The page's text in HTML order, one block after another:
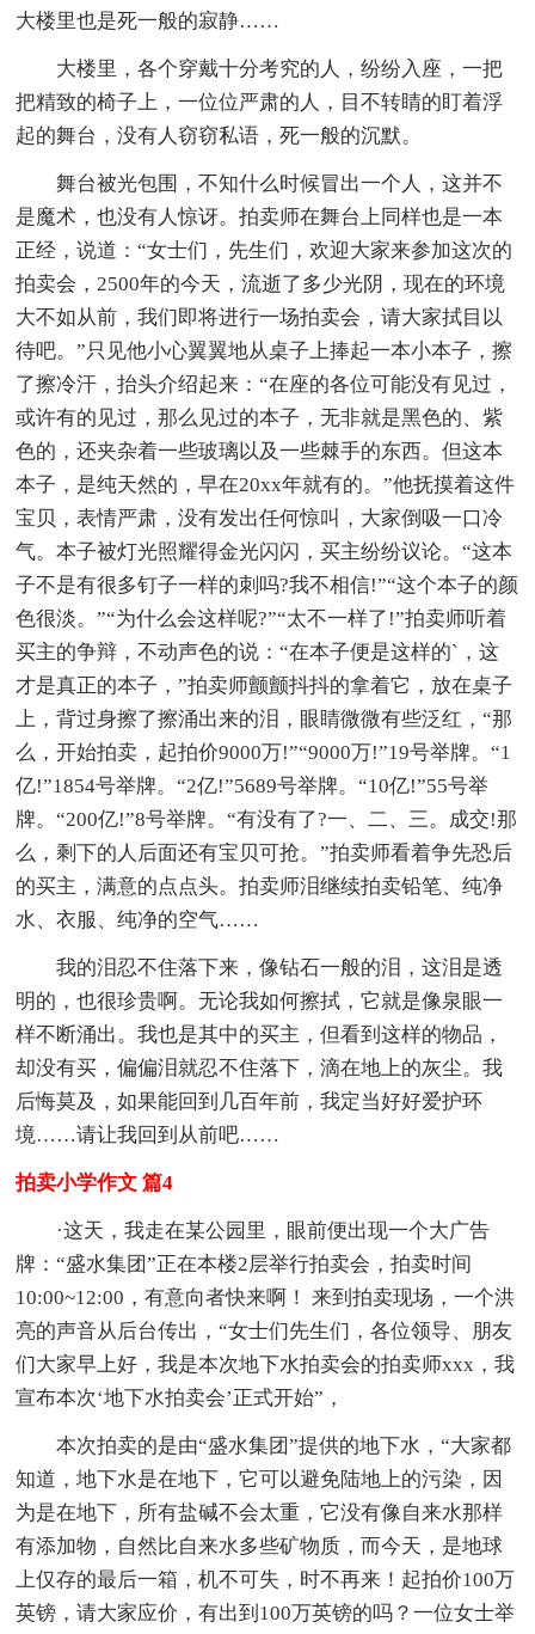
大楼里也是死一般的寂静……
大楼里，各个穿戴十分考究的人，纷纷入座，一把
把精致的椅子上，一位位严肃的人，目不转睛的盯着浮
起的舞台，没有人窃窃私语，死一般的沉默。
舞台被光包围，不知什么时候冒出一个人，这并不
是魔术，也没有人惊讶。拍卖师在舞台上同样也是一本
正经，说道：“女士们，先生们，欢迎大家来参加这次的
拍卖会，2500年的今天，流逝了多少光阴，现在的环境
大不如从前，我们即将进行一场拍卖会，请大家拭目以
待吧。”只见他小心翼翼地从桌子上捧起一本小本子，擦
了擦冷汗，抬头介绍起来：“在座的各位可能没有见过，
或许有的见过，那么见过的本子，无非就是黑色的、紫
色的，还夹杂着一些玻璃以及一些棘手的东西。但这本
本子，是纯天然的，早在20xx年就有的。”他抚摸着这件
宝贝，表情严肃，没有发出任何惊叫，大家倒吸一口冷
气。本子被灯光照耀得金光闪闪，买主纷纷议论。“这本
子不是有很多钉子一样的刺吗?我不相信!”“这个本子的颜
色很淡。”“为什么会这样呢?”“太不一样了!”拍卖师听着
买主的争辩，不动声色的说：“在本子便是这样的`，这
才是真正的本子，”拍卖师颤颤抖抖的拿着它，放在桌子
上，背过身擦了擦涌出来的泪，眼睛微微有些泛红，“那
么，开始拍卖，起拍价9000万!”“9000万!”19号举牌。“1
亿!”1854号举牌。“2亿!”5689号举牌。“10亿!”55号举
牌。“200亿!”8号举牌。“有没有了?一、二、三。成交!那
么，剩下的人后面还有宝贝可抢。”拍卖师看着争先恐后
的买主，满意的点点头。拍卖师泪继续拍卖铅笔、纯净
水、衣服、纯净的空气……
我的泪忍不住落下来，像钻石一般的泪，这泪是透
明的，也很珍贵啊。无论我如何擦拭，它就是像泉眼一
样不断涌出。我也是其中的买主，但看到这样的物品，
却没有买，偏偏泪就忍不住落下，滴在地上的灰尘。我
后悔莫及，如果能回到几百年前，我定当好好爱护环
境……请让我回到从前吧……
拍卖小学作文 篇4
·这天，我走在某公园里，眼前便出现一个大广告
牌：“盛水集团”正在本楼2层举行拍卖会，拍卖时间
10:00~12:00，有意向者快来啊！ 来到拍卖现场，一个洪
亮的声音从后台传出，“女士们先生们，各位领导、朋友
们大家早上好，我是本次地下水拍卖会的拍卖师xxx，我
宣布本次‘地下水拍卖会’正式开始”，
本次拍卖的是由“盛水集团”提供的地下水，“大家都
知道，地下水是在地下，它可以避免陆地上的污染，因
为是在地下，所有盐碱不会太重，它没有像自来水那样
有添加物，自然比自来水多些矿物质，而今天，是地球
上仅存的最后一箱，机不可失，时不再来！起拍价100万
英镑，请大家应价，有出到100万英镑的吗？一位女士举